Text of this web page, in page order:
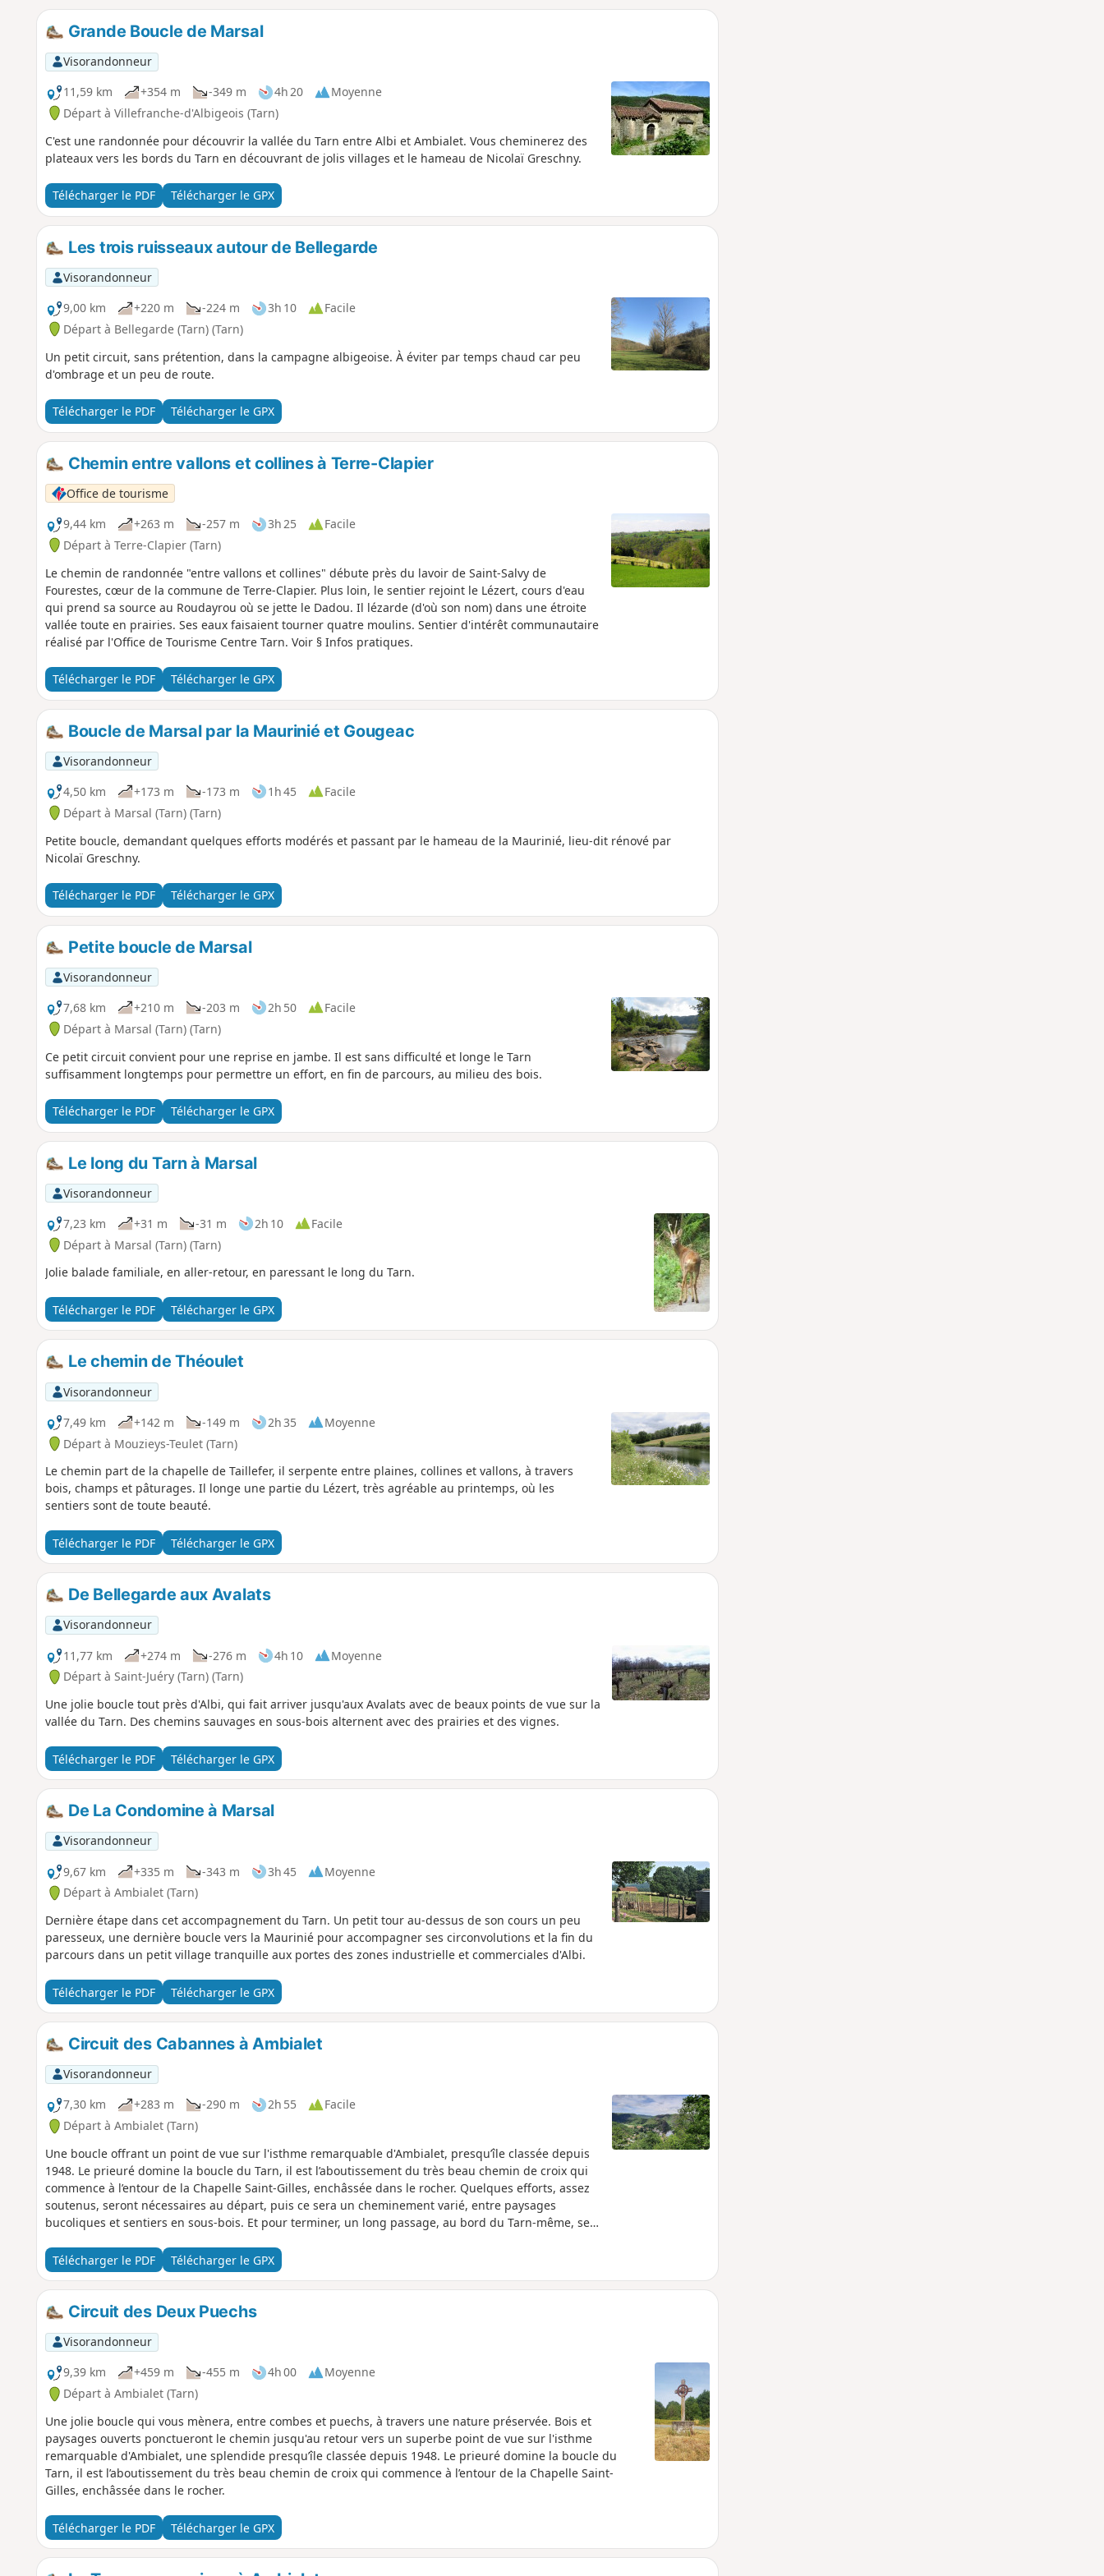
Grande Boucle de Marsal
Visorandonneur
11,59 km
+354 m -349 m 4h 20
Moyenne
Départ à Villefranche-d'Albigeois (Tarn)
C'est une randonnée pour découvrir la vallée du Tarn entre Albi et Ambialet. Vous cheminerez des
plateaux vers les bords du Tarn en découvrant de jolis villages et le hameau de Nicolaï Greschny.
Télécharger le PDF Télécharger le GPX
Les trois ruisseaux autour de Bellegarde
Visorandonneur
9,00 km
+220 m -224 m 3h 10
Facile
Départ à Bellegarde (Tarn) (Tarn)
Un petit circuit, sans prétention, dans la campagne albigeoise. À éviter par temps chaud car peu
d'ombrage et un peu de route.
Télécharger le PDF Télécharger le GPX
Chemin entre vallons et collines à Terre-Clapier
Office de tourisme
9,44 km
+263 m -257 m 3h 25
Facile
Départ à Terre-Clapier (Tarn)
Le chemin de randonnée "entre vallons et collines" débute près du lavoir de Saint-Salvy de
Fourestes, cœur de la commune de Terre-Clapier. Plus loin, le sentier rejoint le Lézert, cours d'eau
qui prend sa source au Roudayrou où se jette le Dadou. Il lézarde (d'où son nom) dans une étroite
vallée toute en prairies. Ses eaux faisaient tourner quatre moulins. Sentier d'intérêt communautaire
réalisé par l'Office de Tourisme Centre Tarn. Voir § Infos pratiques.
Télécharger le PDF Télécharger le GPX
Boucle de Marsal par la Maurinié et Gougeac
Visorandonneur
4,50 km
+173 m -173 m 1h 45
Facile
Départ à Marsal (Tarn) (Tarn)
Petite boucle, demandant quelques efforts modérés et passant par le hameau de la Maurinié, lieu-dit rénové par
Nicolaï Greschny.
Télécharger le PDF Télécharger le GPX
Petite boucle de Marsal
Visorandonneur
7,68 km
+210 m -203 m 2h 50
Facile
Départ à Marsal (Tarn) (Tarn)
Ce petit circuit convient pour une reprise en jambe. Il est sans difficulté et longe le Tarn
suffisamment longtemps pour permettre un effort, en fin de parcours, au milieu des bois.
Télécharger le PDF Télécharger le GPX
Le long du Tarn à Marsal
Visorandonneur
7,23 km
+31 m -31 m 2h 10
Facile
Départ à Marsal (Tarn) (Tarn)
Jolie balade familiale, en aller-retour, en paressant le long du Tarn.
Télécharger le PDF Télécharger le GPX
Le chemin de Théoulet
Visorandonneur
7,49 km
+142 m -149 m 2h 35
Moyenne
Départ à Mouzieys-Teulet (Tarn)
Le chemin part de la chapelle de Taillefer, il serpente entre plaines, collines et vallons, à travers
bois, champs et pâturages. Il longe une partie du Lézert, très agréable au printemps, où les
sentiers sont de toute beauté.
Télécharger le PDF Télécharger le GPX
De Bellegarde aux Avalats
Visorandonneur
11,77 km
+274 m -276 m 4h 10
Moyenne
Départ à Saint-Juéry (Tarn) (Tarn)
Une jolie boucle tout près d'Albi, qui fait arriver jusqu'aux Avalats avec de beaux points de vue sur la
vallée du Tarn. Des chemins sauvages en sous-bois alternent avec des prairies et des vignes.
Télécharger le PDF Télécharger le GPX
De La Condomine à Marsal
Visorandonneur
9,67 km
+335 m -343 m 3h 45
Moyenne
Départ à Ambialet (Tarn)
Dernière étape dans cet accompagnement du Tarn. Un petit tour au-dessus de son cours un peu
paresseux, une dernière boucle vers la Maurinié pour accompagner ses circonvolutions et la fin du
parcours dans un petit village tranquille aux portes des zones industrielle et commerciales d'Albi.
Télécharger le PDF Télécharger le GPX
Circuit des Cabannes à Ambialet
Visorandonneur
7,30 km
+283 m -290 m 2h 55
Facile
Départ à Ambialet (Tarn)
Une boucle offrant un point de vue sur l'isthme remarquable d'Ambialet, presqu’île classée depuis
1948. Le prieuré domine la boucle du Tarn, il est l’aboutissement du très beau chemin de croix qui
commence à l’entour de la Chapelle Saint-Gilles, enchâssée dans le rocher. Quelques efforts, assez
soutenus, seront nécessaires au départ, puis ce sera un cheminement varié, entre paysages
bucoliques et sentiers en sous-bois. Et pour terminer, un long passage, au bord du Tarn-même, sera
Télécharger le PDF
Télécharger le GPX
Circuit des Deux Puechs
Visorandonneur
9,39 km
+459 m -455 m 4h 00
Moyenne
Départ à Ambialet (Tarn)
Une jolie boucle qui vous mènera, entre combes et puechs, à travers une nature préservée. Bois et
paysages ouverts ponctueront le chemin jusqu'au retour vers un superbe point de vue sur l'isthme
remarquable d'Ambialet, une splendide presqu’île classée depuis 1948. Le prieuré domine la boucle du
Tarn, il est l’aboutissement du très beau chemin de croix qui commence à l’entour de la Chapelle Saint-
Gilles, enchâssée dans le rocher.
Télécharger le PDF Télécharger le GPX